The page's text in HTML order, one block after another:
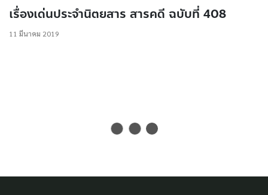
เรื่องเด่นประจำนิตยสาร สารคดี ฉบับที่ 408
11 มีนาคม 2019